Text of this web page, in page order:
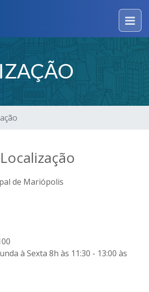
de Mariópolis
à Sexta 8h às 11:30 - 13:00 às